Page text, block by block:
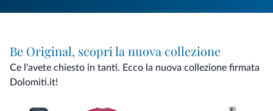
Be Original, scopri la nuova collezione
Ce l'avete chiesto in tanti. Ecco la nuova collezione firmata
Dolomiti.it!